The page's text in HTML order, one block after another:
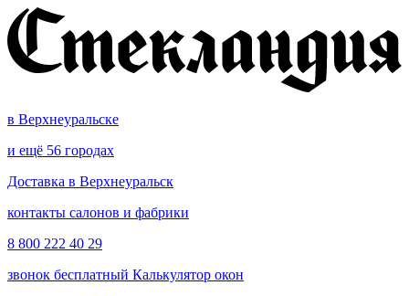
в Верхнеуральске
и ещё 56 городах
Доставка в Верхнеуральск
контакты салонов и фабрики
8 800 222 40 29
звонок бесплатный Калькулятор окон